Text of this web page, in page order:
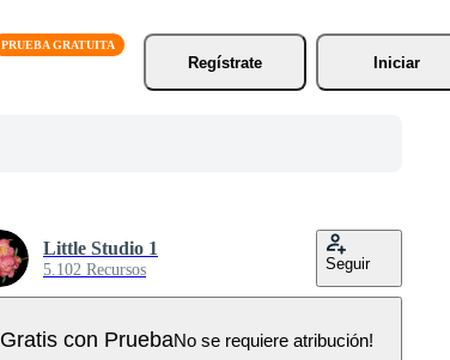
Regístrate
Iniciar
Little Studio 1
5.102 Recursos Seguir
Gratis con PruebaNo se requiere atribución!